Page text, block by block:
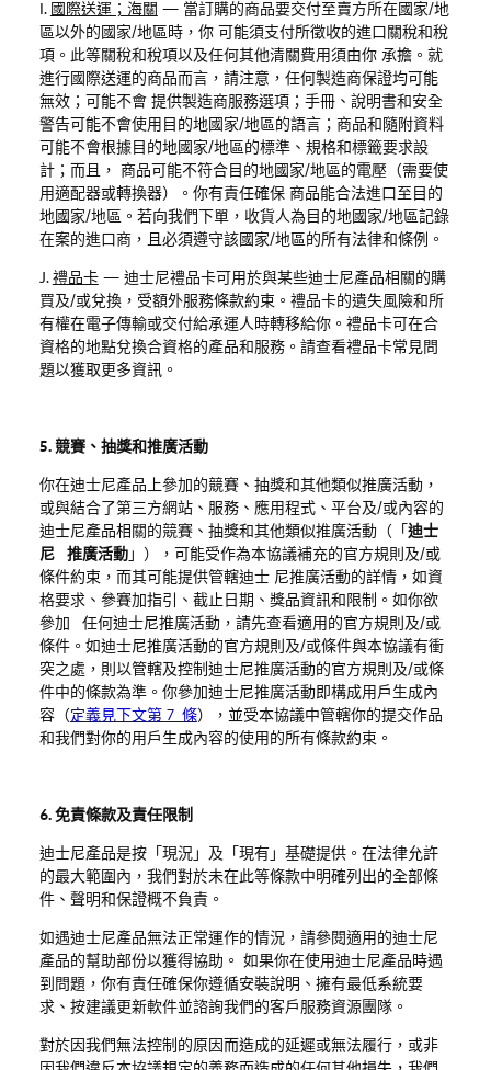
I. 國際送運；海關 — 當訂購的商品要交付至賣方所在國家/地
區以外的國家/地區時，你 可能須支付所徵收的進口關稅和稅
項。此等關稅和稅項以及任何其他清關費用須由你 承擔。就
進行國際送運的商品而言，請注意，任何製造商保證均可能
無效；可能不會 提供製造商服務選項；手冊、說明書和安全
警告可能不會使用目的地國家/地區的語言；商品和隨附資料
可能不會根據目的地國家/地區的標準、規格和標籤要求設
計；而且， 商品可能不符合目的地國家/地區的電壓（需要使
用適配器或轉換器）。你有責任確保 商品能合法進口至目的
地國家/地區。若向我們下單，收貨人為目的地國家/地區記錄
在案的進口商，且必須遵守該國家/地區的所有法律和條例。
J.禮品卡 — 迪士尼禮品卡可用於與某些迪士尼產品相關的購
買及/或兌換，受額外服務條款約束。禮品卡的遺失風險和所
有權在電子傳輸或交付給承運人時轉移給你。禮品卡可在合
資格的地點兌換合資格的產品和服務。請查看禮品卡常見問
題以獲取更多資訊。
5. 競賽、抽獎和推廣活動
你在迪士尼產品上參加的競賽、抽獎和其他類似推廣活動，
或與結合了第三方網站、服務、應用程式、平台及/或內容的
迪士尼產品相關的競賽、抽獎和其他類似推廣活動（「迪士
尼 推廣活動」），可能受作為本協議補充的官方規則及/或
條件約束，而其可能提供管轄迪士 尼推廣活動的詳情，如資
格要求、參賽加指引、截止日期、獎品資訊和限制。如你欲
參加 任何迪士尼推廣活動，請先查看適用的官方規則及/或
條件。如迪士尼推廣活動的官方規則及/或條件與本協議有衝
突之處，則以管轄及控制迪士尼推廣活動的官方規則及/或條
件中的條款為準。你參加迪士尼推廣活動即構成用戶生成內
容（定義見下文第 7 條），並受本協議中管轄你的提交作品
和我們對你的用戶生成內容的使用的所有條款約束。
6. 免責條款及責任限制
迪士尼產品是按「現況」及「現有」基礎提供。在法律允許
的最大範圍內，我們對於未在此等條款中明確列出的全部條
件、聲明和保證概不負責。
如遇迪士尼產品無法正常運作的情況，請參閱適用的迪士尼
產品的幫助部份以獲得協助。 如果你在使用迪士尼產品時遇
到問題，你有責任確保你遵循安裝說明、擁有最低系統要
求、按建議更新軟件並諮詢我們的客戶服務資源團隊。
對於因我們無法控制的原因而造成的延遲或無法履行，或非